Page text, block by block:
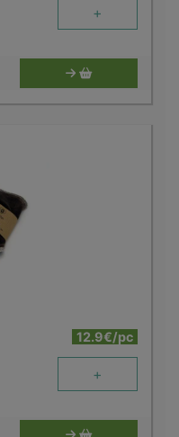
+
12.9€/pc
+